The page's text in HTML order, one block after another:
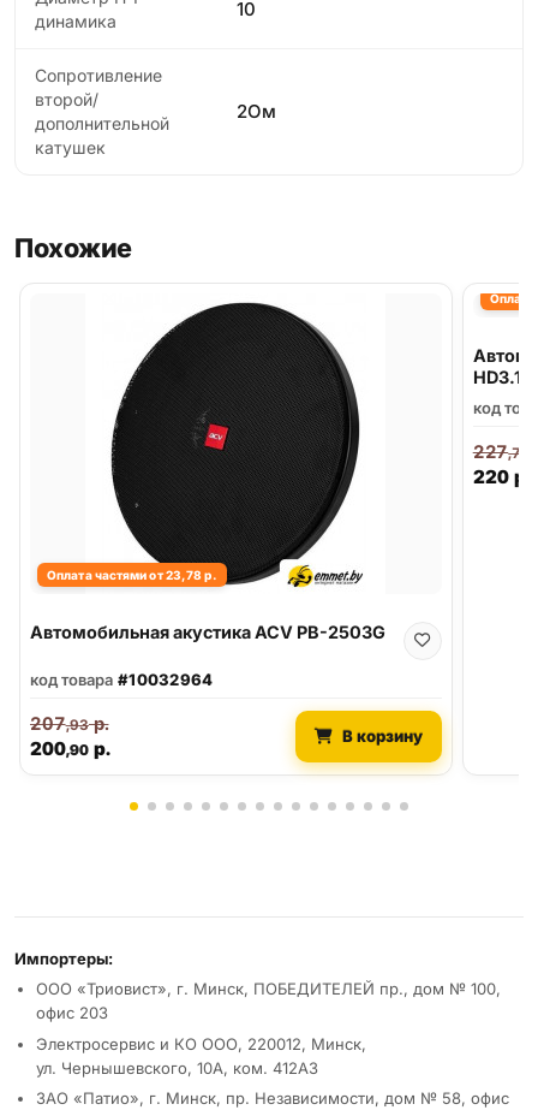
динамика
10
Сопротивление
второй/
дополнительной
катушек
2Ом
Похожие
Оплата частями от 23,78 р.
Автомобильная акустика ACV PB-2503G
код товара #10032964
200,90 р.
207,93р.
В корзину
Оплата
HD3.1
код
220р.
227,70
Реквизиты и условия
Импортеры:
ООО «Триовист», г. Минск, ПОБЕДИТЕЛЕЙ пр., дом № 100,
офис 203
Электросервис и КО ООО, 220012, Минск,
ул. Чернышевского, 10А, ком. 412А3
ЗАО «Патио», г. Минск, пр. Независимости, дом № 58, офис